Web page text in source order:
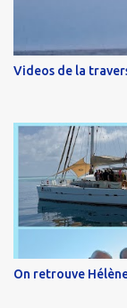
Videos de la
On retrouve